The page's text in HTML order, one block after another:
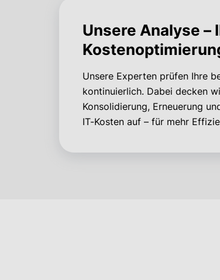
Unsere Analyse –
Unsere Experten prüfen Ihre
kontinuierlich. Dabei decken
Konsolidierung, Erneuerung
IT-Kosten auf – für mehr